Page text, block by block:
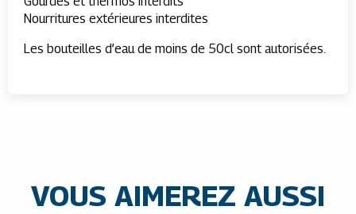
Nourritures extérieures interdites
Les bouteilles d’eau de moins de 50cl sont autorisées.
VOUS AIMEREZ AUSSI